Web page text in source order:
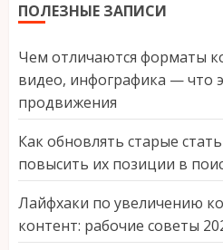
ПОЛЕЗНЫЕ ЗАПИСИ
Чем отличаются форматы
видео, инфографика — что
продвижения
Как обновлять старые
повысить их позиции в
Лайфхаки по увеличению
контент: рабочие советы